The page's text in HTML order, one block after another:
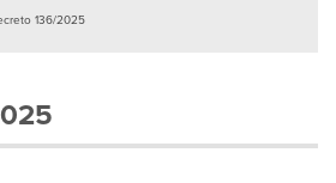
136/2025